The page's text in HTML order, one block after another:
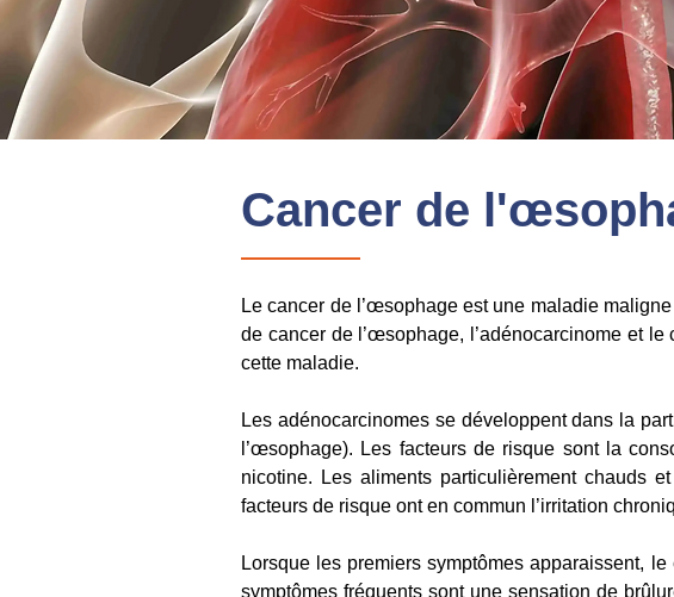
Cancer de
Le cancer de l’œsophage est une maladie
de cancer de l’œsophage, l’adénocarcinome et
cette maladie.
​Les adénocarcinomes se développent dans la
l’œsophage). Les facteurs de risque sont la
nicotine. Les aliments particulièrement chauds
facteurs de risque ont en commun l’irritation
​Lorsque les premiers symptômes apparaissent,
symptômes fréquents sont une sensation de